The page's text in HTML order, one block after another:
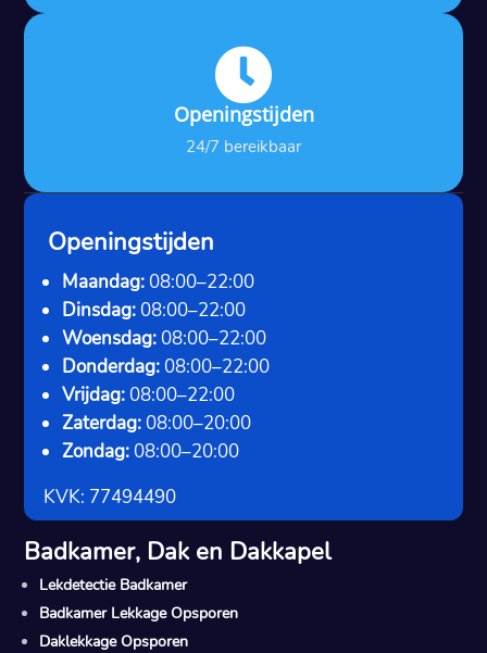

Openingstijden
24/7 bereikbaar
Openingstijden
Maandag: 08:00–22:00
Dinsdag: 08:00–22:00
Woensdag: 08:00–22:00
Donderdag: 08:00–22:00
Vrijdag: 08:00–22:00
Zaterdag: 08:00–20:00
Zondag: 08:00–20:00
KVK: 77494490
Badkamer, Dak en Dakkapel
Lekdetectie Badkamer
Badkamer Lekkage Opsporen
Daklekkage Opsporen